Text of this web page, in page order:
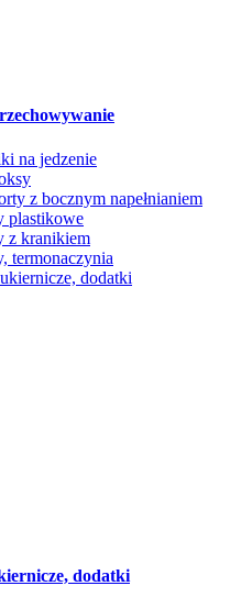
na jedzenie
z bocznym napełnianiem
plastikowe
z kranikiem
termonaczynia
dodatki